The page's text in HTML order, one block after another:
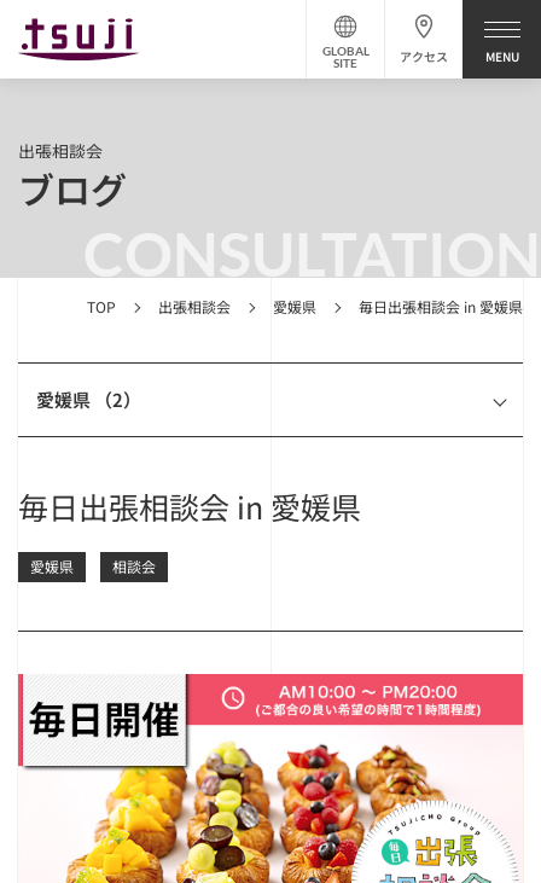
アクセス
GLOBAL
SITE
CONSULTATION
TOP 出張相談会 愛媛県 毎日出張相談会 in 愛媛県
出張相談会
ブログ
愛媛県 （2）
毎日出張相談会 in 愛媛県
愛媛県 相談会